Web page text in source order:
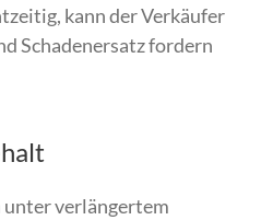
kann der Verkäufer
Schadenersatz fordern
verlängertem